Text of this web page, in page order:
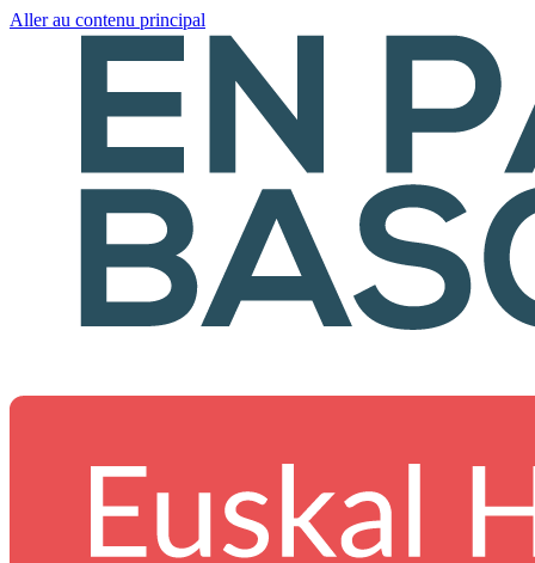
Aller au contenu principal